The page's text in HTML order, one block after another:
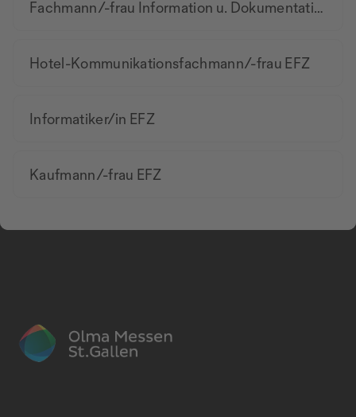
Fachmann/-frau Information u. Dokumentation EFZ
Hotel-Kommunikationsfachmann/-frau EFZ
Informatiker/in EFZ
Kaufmann/-frau EFZ